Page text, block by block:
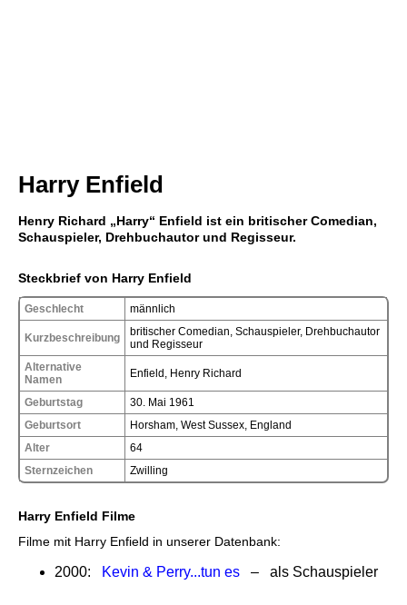
Harry Enfield
Henry Richard „Harry“ Enfield ist ein britischer Comedian,
Schauspieler, Drehbuchautor und Regisseur.
Steckbrief von Harry Enfield
Geschlecht männlich
Kurzbeschreibung
britischer Comedian, Schauspieler, Drehbuchautor
und Regisseur
Alternative
Namen
Enfield, Henry Richard
Geburtstag
30. Mai 1961
Geburtsort
Horsham, West Sussex, England
Alter
64
Sternzeichen
Zwilling
Harry Enfield Filme
Filme mit Harry Enfield in unserer Datenbank:
2000: Kevin & Perry...tun es – als Schauspieler